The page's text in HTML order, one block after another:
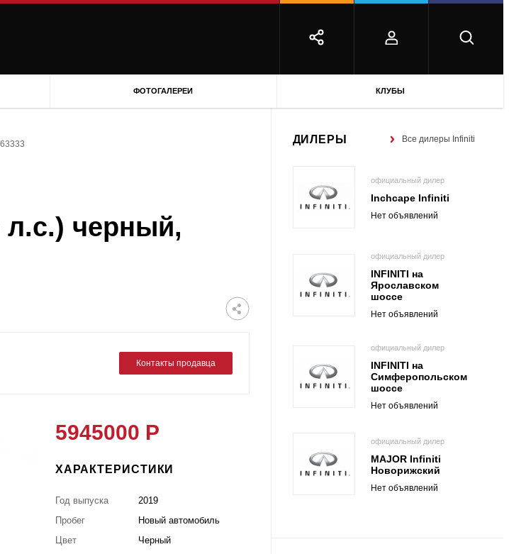
ФОТОГАЛЕРЕИ КЛУБЫ
л.с.) черный,
Контакты продавца
5945000 Р
ХАРАКТЕРИСТИКИ
Год выпуска
2019
Пробег
Новый автомобиль
Цвет
Черный
ДИЛЕРЫ Все дилеры Infiniti
официальный дилер
Inchcape Infiniti
Нет объявлений
официальный дилер
INFINITI на
Ярославском
шоссе
Нет объявлений
официальный дилер
INFINITI на
Симферопольском
шоссе
Нет объявлений
официальный дилер
MAJOR Infiniti
Новорижский
Нет объявлений